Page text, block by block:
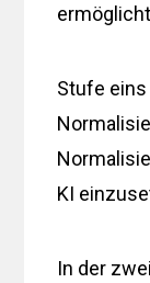
Stufe
KI
In der